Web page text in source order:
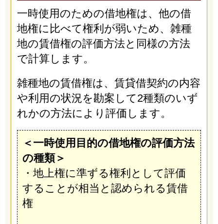
一時使用のための借地権は、他の借
地権に比べて権利が弱いため、雑種
地の賃借権の評価方法と同様の方法
で計算します。
雑種地の賃借権は、賃貸借契約の内容
や利用の状況を勘案して2種類のいず
れかの方法により評価します。
＜一時使用目的の借地権の評価方法
の種類＞
・地上権に準ずる権利として評価
することが相当と認められる賃借
権